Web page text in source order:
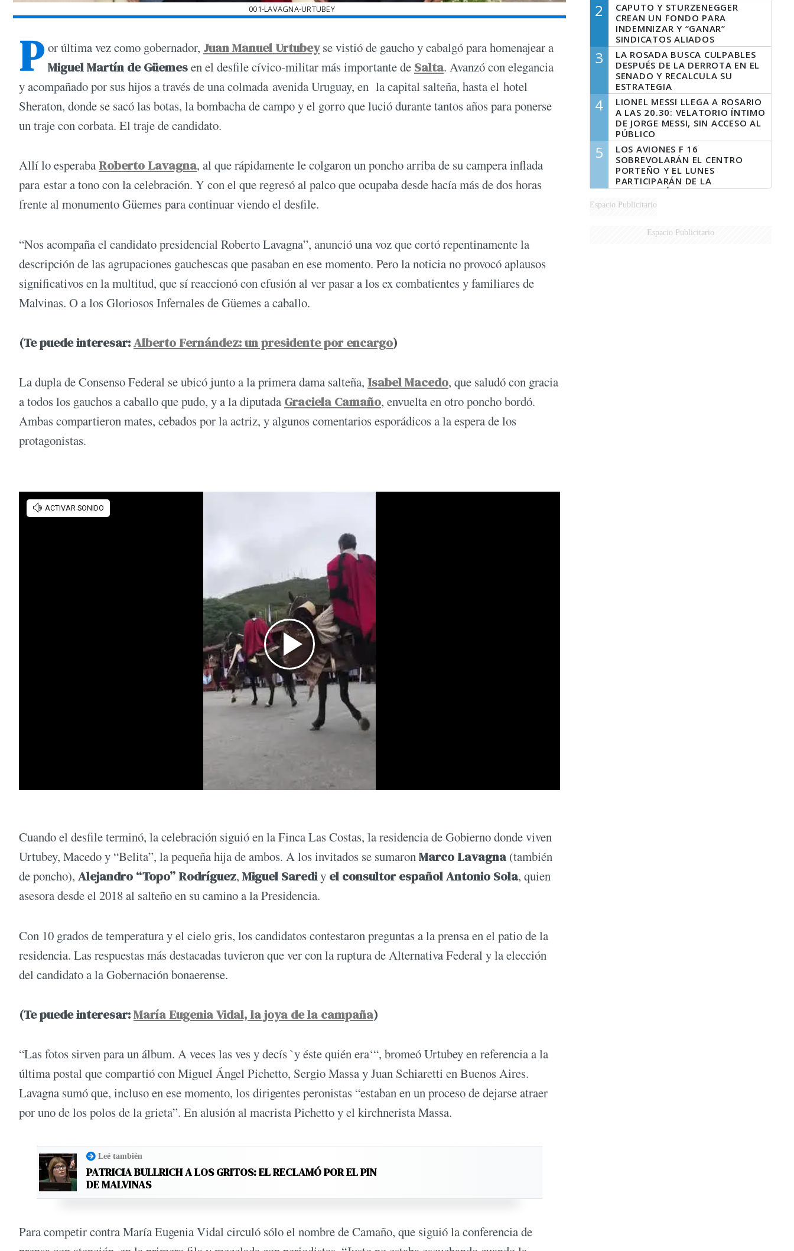
001-LAVAGNA-URTUBEY
P or última vez como gobernador, Juan Manuel Urtubeyse vistió de gaucho y cabalgó para homenajear a
Miguel Martín de Güemesen el desfile cívico-militar más importante de Salta. Avanzó con elegancia
y acompañado por sus hijos a través de una colmada avenida Uruguay, en la capital salteña, hasta el hotel
Sheraton, donde se sacó las botas, la bombacha de campo y el gorro que lució durante tantos años para ponerse
un traje con corbata. El traje de candidato.
Allí lo esperaba Roberto Lavagna, al que rápidamente le colgaron un poncho arriba de su campera inflada
para estar a tono con la celebración. Y con el que regresó al palco que ocupaba desde hacía más de dos horas
frente al monumento Güemes para continuar viendo el desfile.
“Nos acompaña el candidato presidencial Roberto Lavagna”, anunció una voz que cortó repentinamente la
descripción de las agrupaciones gauchescas que pasaban en ese momento. Pero la noticia no provocó aplausos
significativos en la multitud, que sí reaccionó con efusión al ver pasar a los ex combatientes y familiares de
Malvinas. O a los Gloriosos Infernales de Güemes a caballo.
(Te puede interesar:Alberto Fernández: un presidente por encargo)
La dupla de Consenso Federal se ubicó junto a la primera dama salteña, Isabel Macedo, que saludó con gracia
a todos los gauchos a caballo que pudo, y a la diputada Graciela Camaño, envuelta en otro poncho bordó.
Ambas compartieron mates, cebados por la actriz, y algunos comentarios esporádicos a la espera de los
protagonistas.
Cuando el desfile terminó, la celebración siguió en la Finca Las Costas, la residencia de Gobierno donde viven
Urtubey, Macedo y “Belita”, la pequeña hija de ambos. A los invitados se sumaronMarco Lavagna(también
de poncho), Alejandro “Topo” Rodríguez, Miguel Sarediy el consultor español Antonio Sola, quien
asesora desde el 2018 al salteño en su camino a la Presidencia.
Con 10 grados de temperatura y el cielo gris, los candidatos contestaron preguntas a la prensa en el patio de la
residencia. Las respuestas más destacadas tuvieron que ver con la ruptura de Alternativa Federal y la elección
del candidato a la Gobernación bonaerense.
(Te puede interesar:María Eugenia Vidal, la joya de la campaña)
“Las fotos sirven para un álbum. A veces las ves y decís `y éste quién era‘“, bromeó Urtubey en referencia a la
última postal que compartió con Miguel Ángel Pichetto, Sergio Massa y Juan Schiaretti en Buenos Aires.
Lavagna sumó que, incluso en ese momento, los dirigentes peronistas “estaban en un proceso de dejarse atraer
por uno de los polos de la grieta”. En alusión al macrista Pichetto y el kirchnerista Massa.
Leé también
PATRICIA BULLRICH A LOS GRITOS: EL RECLAMÓ POR EL PIN
DE MALVINAS
Para competir contra María Eugenia Vidal circuló sólo el nombre de Camaño, que siguió la conferencia de
2
CAPUTO Y STURZENEGGER
CREAN UN FONDO PARA
INDEMNIZAR Y “GANAR”
SINDICATOS ALIADOS
3
LA ROSADA BUSCA CULPABLES
DESPUÉS DE LA DERROTA EN EL
SENADO Y RECALCULA SU
ESTRATEGIA
4
LIONEL MESSI LLEGA A ROSARIO
A LAS 20.30: VELATORIO ÍNTIMO
DE JORGE MESSI, SIN ACCESO AL
PÚBLICO
5
LOS AVIONES F 16
SOBREVOLARÁN EL CENTRO
PORTEÑO Y EL LUNES
PARTICIPARÁN DE LA
CELEBRACIÓN DE LA FUERZA
AÉREA
Espacio Publicitario
Espacio Publicitario